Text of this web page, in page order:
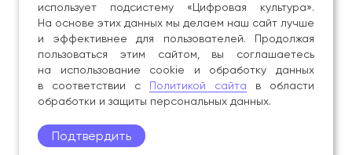
использует подсистему «Цифровая культура».
На основе этих данных мы делаем наш сайт лучше
и эффективнее для пользователей. Продолжая
пользоваться этим сайтом, вы соглашаетесь
на использование cookie и обработку данных
в соответствии с Политикой сайта в области
обработки и защиты персональных данных.
Подтвердить